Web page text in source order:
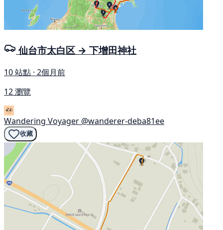
仙台市太白区 → 下增田神社
10 站點 · 2個月前
12 瀏覽
Wandering Voyager @wanderer-deba81ee
收藏